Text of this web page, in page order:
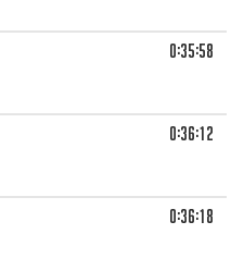
0:35:58
0:36:12
0:36:18